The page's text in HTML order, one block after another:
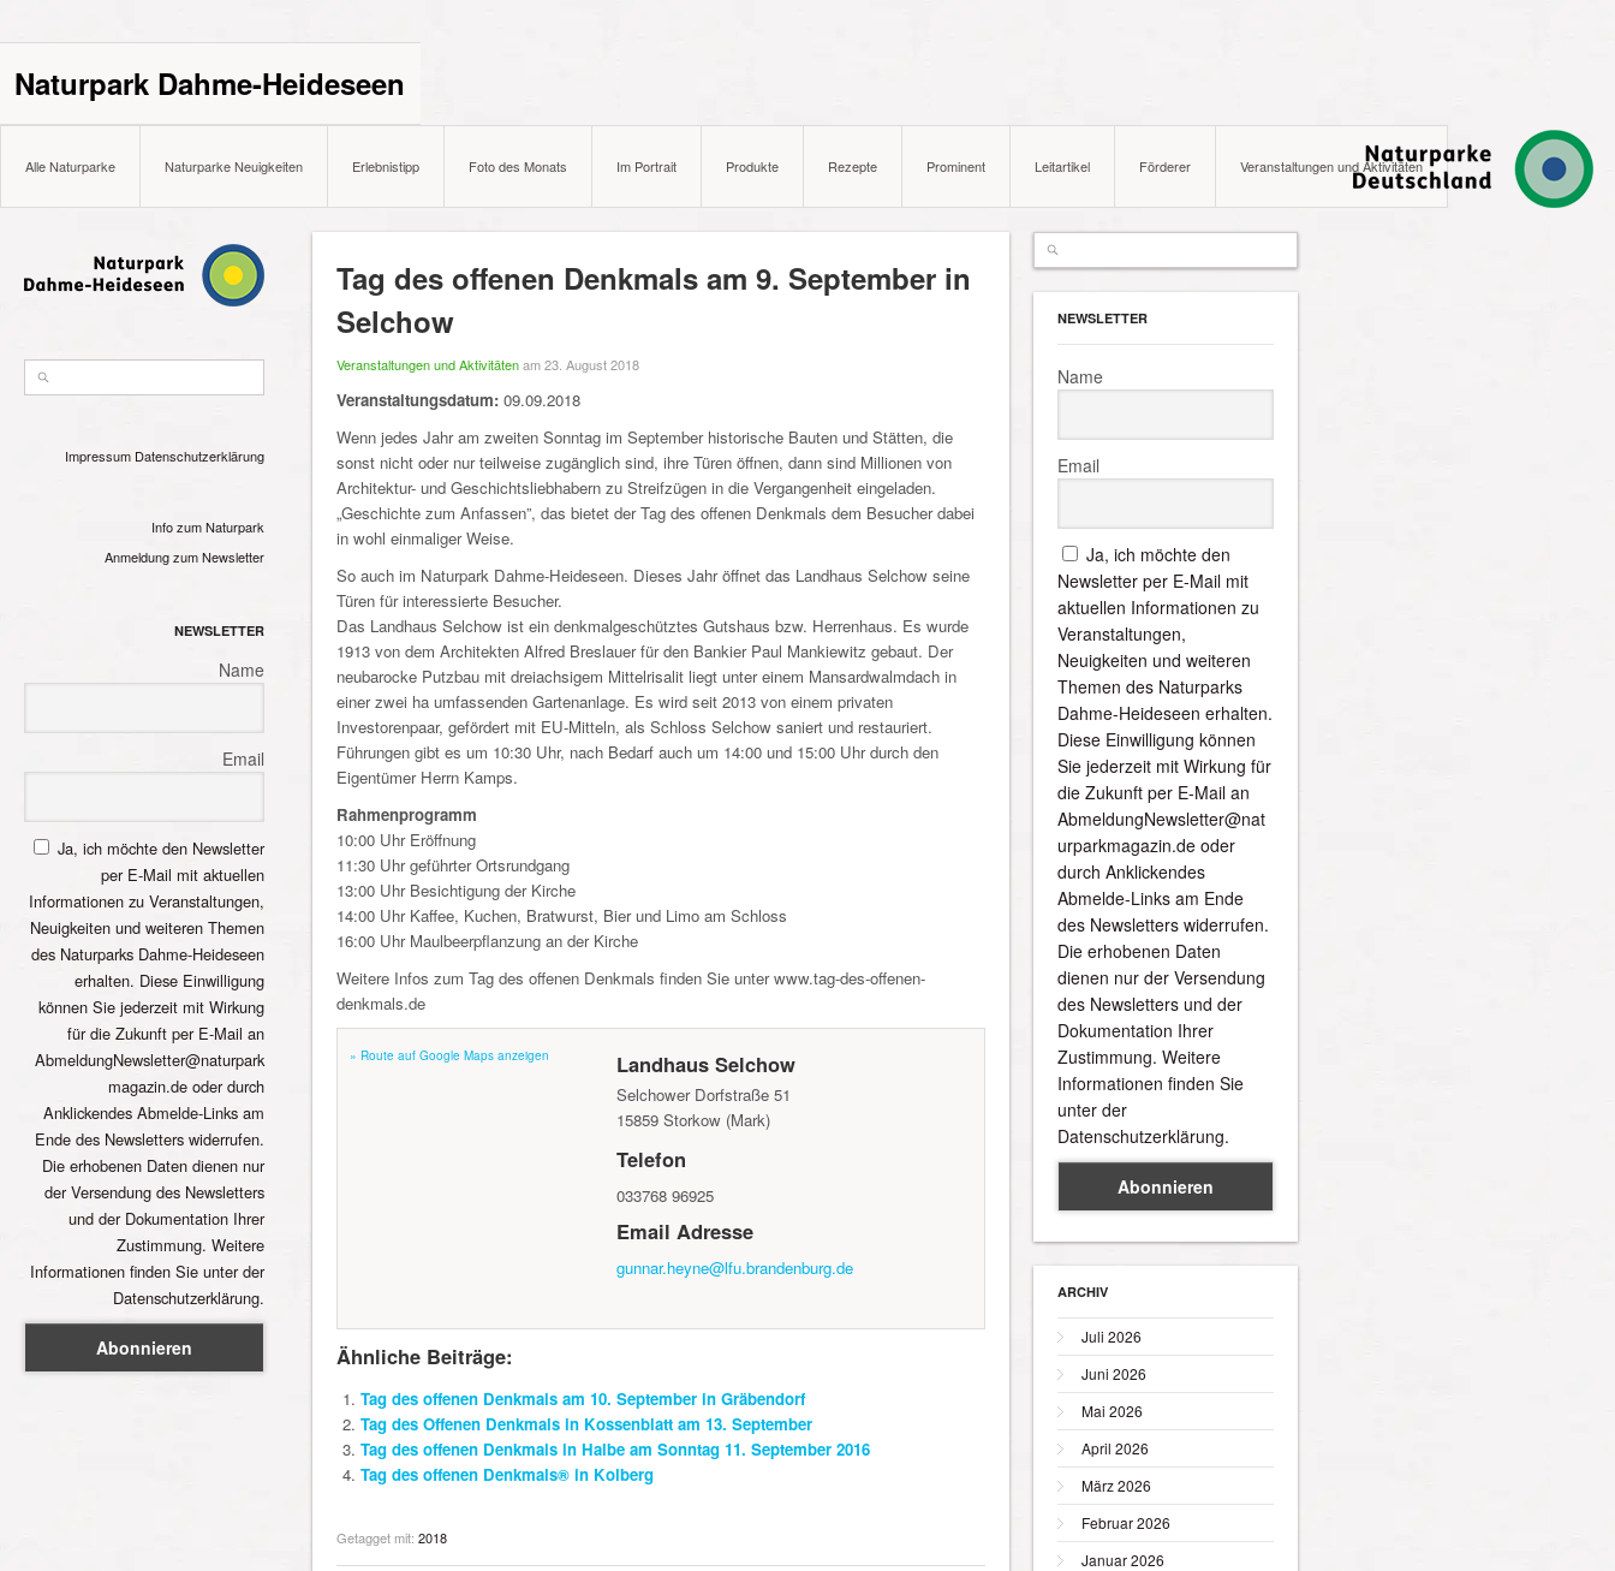
Naturpark Dahme-Heideseen
Alle Naturparke Naturparke Neuigkeiten Erlebnistipp Foto des Monats Im Portrait Produkte Rezepte Prominent Leitartikel Förderer Veranstaltungen und Aktivitäten
Impressum Datenschutzerklärung
Info zum Naturpark
Anmeldung zum Newsletter
NEWSLETTER
Name
Email
Ja, ich möchte den Newsletter
per E-Mail mit aktuellen
Informationen zu Veranstaltungen,
Neuigkeiten und weiteren Themen
des Naturparks Dahme-Heideseen
erhalten. Diese Einwilligung
können Sie jederzeit mit Wirkung
für die Zukunft per E-Mail an
AbmeldungNewsletter@naturpark
magazin.de oder durch
Anklickendes Abmelde-Links am
Ende des Newsletters widerrufen.
Die erhobenen Daten dienen nur
der Versendung des Newsletters
und der Dokumentation Ihrer
Zustimmung. Weitere
Informationen finden Sie unter der
Datenschutzerklärung.
Tag des offenen Denkmals am 9. September in
Selchow
Veranstaltungen und Aktivitätenam 23. August 2018
Veranstaltungsdatum: 09.09.2018
Wenn jedes Jahr am zweiten Sonntag im September historische Bauten und Stätten, die
sonst nicht oder nur teilweise zugänglich sind, ihre Türen öffnen, dann sind Millionen von
Architektur- und Geschichtsliebhabern zu Streifzügen in die Vergangenheit eingeladen.
„Geschichte zum Anfassen”, das bietet der Tag des offenen Denkmals dem Besucher dabei
in wohl einmaliger Weise.
So auch im Naturpark Dahme-Heideseen. Dieses Jahr öffnet das Landhaus Selchow seine
Türen für interessierte Besucher.
Das Landhaus Selchow ist ein denkmalgeschütztes Gutshaus bzw. Herrenhaus. Es wurde
1913 von dem Architekten Alfred Breslauer für den Bankier Paul Mankiewitz gebaut. Der
neubarocke Putzbau mit dreiachsigem Mittelrisalit liegt unter einem Mansardwalmdach in
einer zwei ha umfassenden Gartenanlage. Es wird seit 2013 von einem privaten
Investorenpaar, gefördert mit EU-Mitteln, als Schloss Selchow saniert und restauriert.
Führungen gibt es um 10:30 Uhr, nach Bedarf auch um 14:00 und 15:00 Uhr durch den
Eigentümer Herrn Kamps.
Rahmenprogramm
10:00 Uhr Eröffnung
11:30 Uhr geführter Ortsrundgang
13:00 Uhr Besichtigung der Kirche
14:00 Uhr Kaffee, Kuchen, Bratwurst, Bier und Limo am Schloss
16:00 Uhr Maulbeerpflanzung an der Kirche
Weitere Infos zum Tag des offenen Denkmals finden Sie unter www.tag-des-offenen-
denkmals.de
Landhaus Selchow
Selchower Dorfstraße 51
15859 Storkow (Mark)
Telefon
033768 96925
Email Adresse
gunnar.heyne@lfu.brandenburg.de
» Route auf Google Maps anzeigen
Ähnliche Beiträge:
Tag des offenen Denkmals am 10. September in Gräbendorf
Tag des Offenen Denkmals in Kossenblatt am 13. September
Tag des offenen Denkmals in Halbe am Sonntag 11. September 2016
Tag des offenen Denkmals® in Kolberg
Getagget mit: 2018
NEWSLETTER
Name
Email
Ja, ich möchte den
Newsletter per E-Mail mit
aktuellen Informationen zu
Veranstaltungen,
Neuigkeiten und weiteren
Themen des Naturparks
Dahme-Heideseen erhalten.
Diese Einwilligung können
Sie jederzeit mit Wirkung für
die Zukunft per E-Mail an
AbmeldungNewsletter@nat
urparkmagazin.de oder
durch Anklickendes
Abmelde-Links am Ende
des Newsletters widerrufen.
Die erhobenen Daten
dienen nur der Versendung
des Newsletters und der
Dokumentation Ihrer
Zustimmung. Weitere
Informationen finden Sie
unter der
Datenschutzerklärung.
ARCHIV
Juli 2026
Juni 2026
Mai 2026
April 2026
März 2026
Februar 2026
Januar 2026